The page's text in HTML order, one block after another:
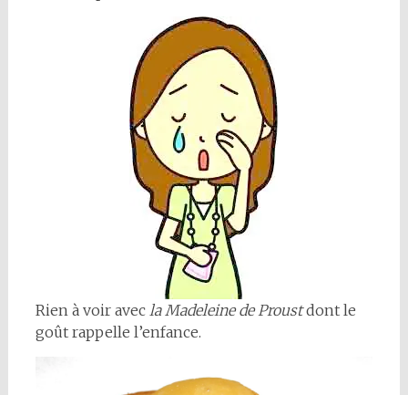
Rien à voir avecla Madeleine de Proustdont le
goût rappelle l’enfance.